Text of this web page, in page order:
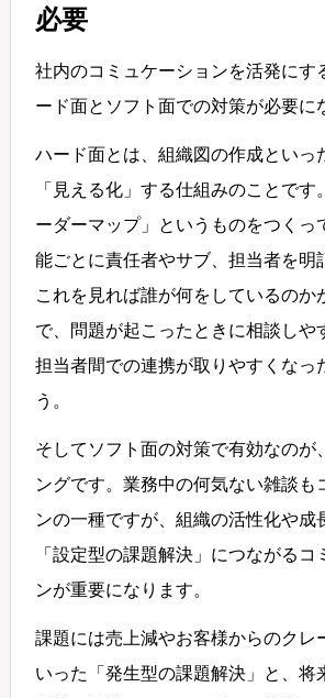
必要
社内のコミュケーションを活発にす
ード面とソフト面での対策が必要に
ハード面とは、組織図の作成といっ
「見える化」する仕組みのことです
ーダーマップ」というものをつくっ
能ごとに責任者やサブ、担当者を明
これを見れば誰が何をしているのか
で、問題が起こったときに相談しや
担当者間での連携が取りやすくなっ
う。
そしてソフト面の対策で有効なのが
ングです。業務中の何気ない雑談も
ンの一種ですが、組織の活性化や成
「設定型の課題解決」につながるコ
ンが重要になります。
課題には売上減やお客様からのクレ
いった「発生型の課題解決」と、将